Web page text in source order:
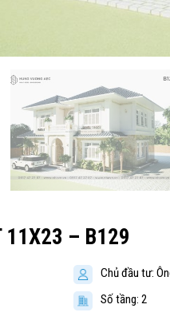
11X23 – B129
Chủ đầu tư:
Số tầng: 2